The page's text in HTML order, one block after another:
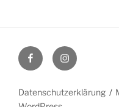
FacebookInstagram
Datenschutzerklärung